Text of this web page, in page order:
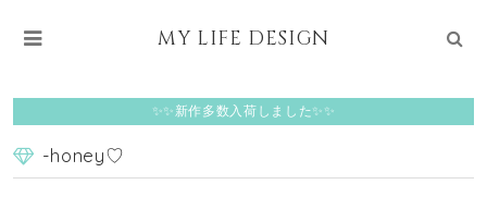
MY LIFE DESIGN
✨✨新作多数入荷しました✨✨
-honey♡